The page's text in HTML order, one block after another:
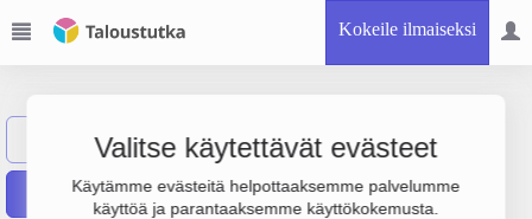
Kokeile ilmaiseksi
Valitse käytettävät evästeet
Käytämme evästeitä helpottaaksemme palvelumme
käyttöä ja parantaaksemme käyttökokemusta.
Näytä haku DigiProfIT Oy
Raportit